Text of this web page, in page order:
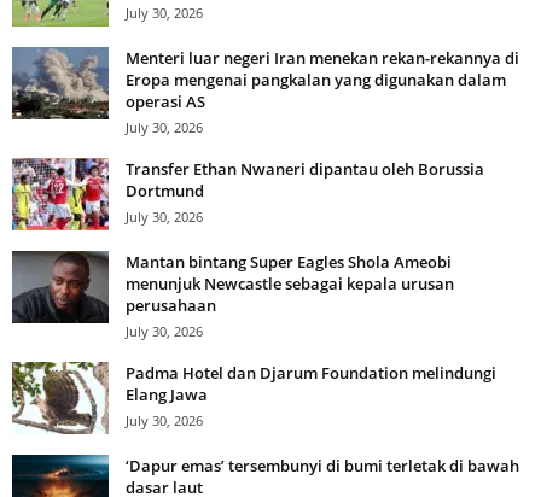
July 30, 2026
Menteri luar negeri Iran menekan rekan-rekannya di
Eropa mengenai pangkalan yang digunakan dalam
operasi AS
July 30, 2026
Transfer Ethan Nwaneri dipantau oleh Borussia
Dortmund
July 30, 2026
Mantan bintang Super Eagles Shola Ameobi
menunjuk Newcastle sebagai kepala urusan
perusahaan
July 30, 2026
Padma Hotel dan Djarum Foundation melindungi
Elang Jawa
July 30, 2026
‘Dapur emas’ tersembunyi di bumi terletak di bawah
dasar laut